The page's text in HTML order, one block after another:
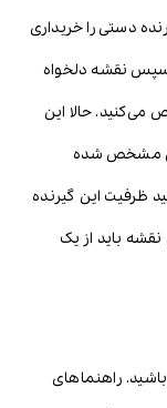
دستی را خریداری
سپس نقشه دلخواه
حالا این
مشخص شده
ظرفیت این گیرنده
باید از یک
راهنماهای